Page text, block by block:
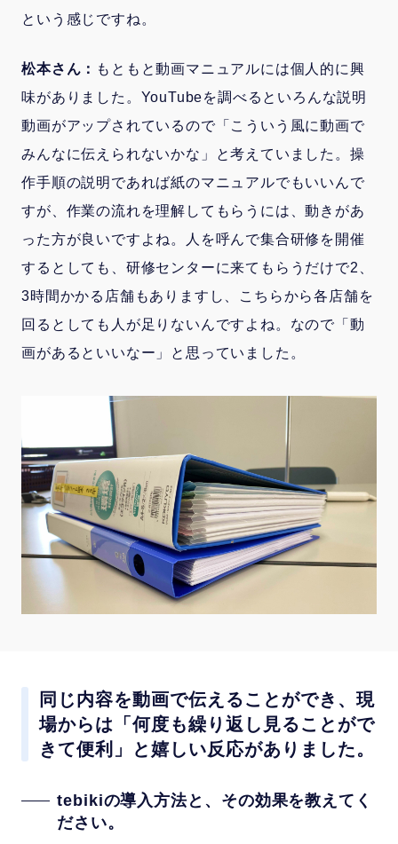
という感じですね。
松本さん： もともと動画マニュアルには個人的に興
味がありました。YouTubeを調べるといろんな説明
動画がアップされているので「こういう風に動画で
みんなに伝えられないかな」と考えていました。操
作手順の説明であれば紙のマニュアルでもいいんで
すが、作業の流れを理解してもらうには、動きがあ
った方が良いですよね。人を呼んで集合研修を開催
するとしても、研修センターに来てもらうだけで2、
3時間かかる店舗もありますし、こちらから各店舗を
回るとしても人が足りないんですよね。なので「動
画があるといいなー」と思っていました。
同じ内容を動画で伝えることができ、現
場からは「何度も繰り返し見ることがで
きて便利」と嬉しい反応がありました。
tebikiの導入方法と、その効果を教えてく
ださい。